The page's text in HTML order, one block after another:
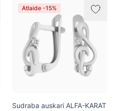
Atlaide -15%
Sudraba auskari ALFA-KARAT